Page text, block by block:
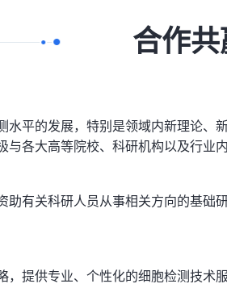
合作共
平的发展，特别是领域内新理论、
各大高等院校、科研机构以及行业
有关科研人员从事相关方向的基础
提供专业、个性化的细胞检测技术